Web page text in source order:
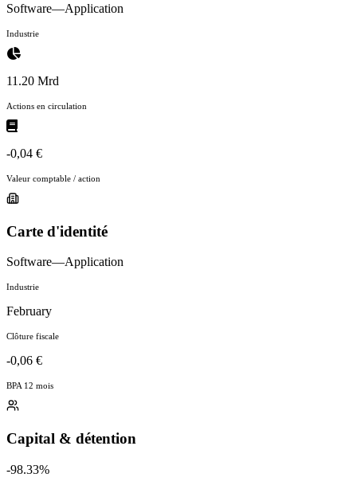
Software—Application
Industrie
11.20 Mrd
Actions en circulation
-0,04 €
Valeur comptable / action
Carte d'identité
Software—Application
Industrie
February
Clôture fiscale
-0,06 €
BPA 12 mois
Capital & détention
-98.33%